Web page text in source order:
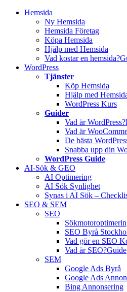
Hemsida
Ny Hemsida
Hemsida Företag
Köpa Hemsida
Hjälp med Hemsida
Vad kostar en hemsida?
WordPress
Tjänster
Köp Hemsida
Hjälp med
WordPress Kurs
Guider
Vad är WordPress?
Vad är
De bästa
Snabba upp din
WordPress Guide
AI-Sök & GEO
AI Optimering
AI Sök Synlighet
Synas i AI Sök –
SEO & SEM
SEO
SEO Byrå
Vad gör en SEO
Vad är SEO?Guide
SEM
Google Ads Byrå
Google Ads
Bing Annonsering